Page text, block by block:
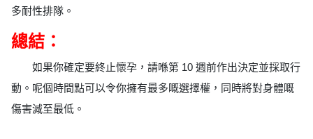
多耐性排隊。
總結：
如果你確定要終止懷孕，請喺第 10 週前作出決定並採取行
動。呢個時間點可以令你擁有最多嘅選擇權，同時將對身體嘅
傷害減至最低。